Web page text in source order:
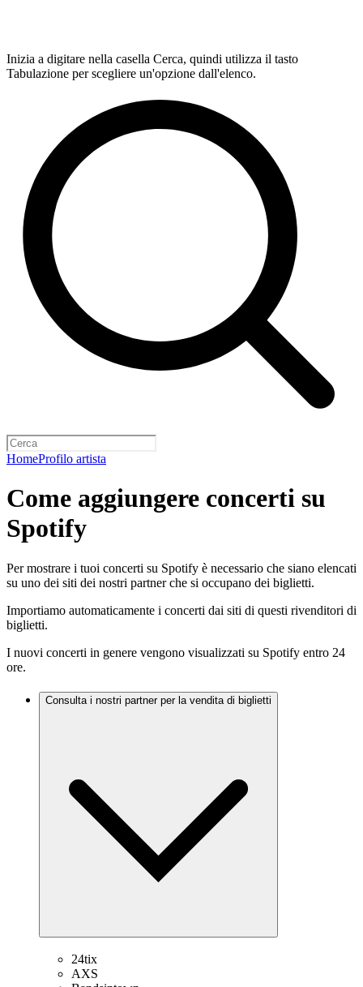
Inizia a digitare nella casella Cerca, quindi utilizza il tasto
Tabulazione per scegliere un'opzione dall'elenco.
HomeProfilo artista
Come aggiungere concerti su
Spotify
Per mostrare i tuoi concerti su Spotify è necessario che siano elencati
su uno dei siti dei nostri partner che si occupano dei biglietti.
Importiamo automaticamente i concerti dai siti di questi rivenditori di
biglietti.
I nuovi concerti in genere vengono visualizzati su Spotify entro 24
ore.
Consulta i nostri partner per la vendita di biglietti
24tix
AXS